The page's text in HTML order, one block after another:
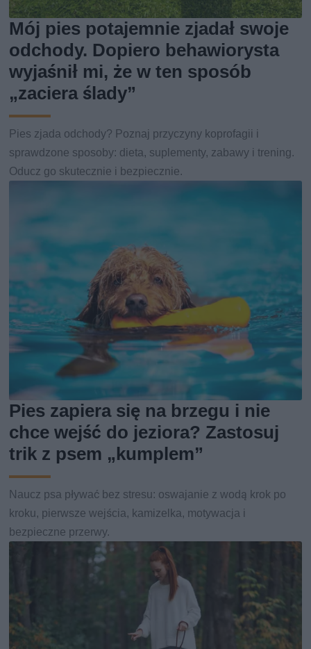
Mój pies potajemnie zjadał swoje
odchody. Dopiero behawiorysta
wyjaśnił mi, że w ten sposób
„zaciera ślady”
Pies zjada odchody? Poznaj przyczyny koprofagii i
sprawdzone sposoby: dieta, suplementy, zabawy i trening.
Oducz go skutecznie i bezpiecznie.
Pies zapiera się na brzegu i nie
chce wejść do jeziora? Zastosuj
trik z psem „kumplem”
Naucz psa pływać bez stresu: oswajanie z wodą krok po
kroku, pierwsze wejścia, kamizelka, motywacja i
bezpieczne przerwy.